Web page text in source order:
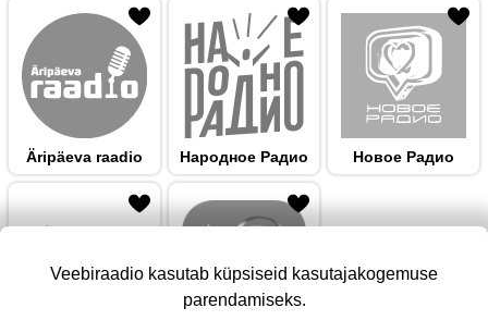
Äripäeva raadio Народноe Радио Новое Радио
Veebiraadio kasutab küpsiseid kasutajakogemuse
parendamiseks.